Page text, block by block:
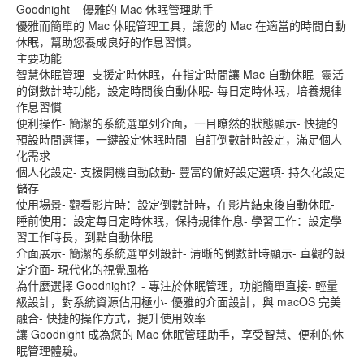
Goodnight – 優雅的 Mac 休眠管理助手
優雅而簡單的 Mac 休眠管理工具，讓您的 Mac 在適當的時間自動
休眠，幫助您養成良好的作息習慣。
主要功能
智慧休眠管理- 支援定時休眠，在指定時間讓 Mac 自動休眠- 靈活
的倒數計時功能，設定時間後自動休眠- 每日定時休眠，培養規律
作息習慣
便利操作- 簡潔的系統選單列介面，一目瞭然的狀態顯示- 快捷的
預設時間選擇，一鍵設定休眠時間- 自訂倒數計時設定，滿足個人
化需求
個人化設定- 支援開機自動啟動- 豐富的偏好設定選項- 持久化設定
儲存
使用場景- 觀看影片時：設定倒數計時，在影片結束後自動休眠-
睡前使用：設定每日定時休眠，保持規律作息- 學習工作：設定學
習工作時長，到點自動休眠
介面展示- 簡潔的系統選單列設計- 清晰的倒數計時顯示- 直觀的設
定介面- 現代化的視覺風格
為什麼選擇 Goodnight？- 專注於休眠管理，功能簡單直接- 輕量
級設計，對系統資源佔用極小- 優雅的介面設計，與 macOS 完美
融合- 快捷的操作方式，提升使用效率
讓 Goodnight 成為您的 Mac 休眠管理助手，享受智慧、便利的休
眠管理體驗。